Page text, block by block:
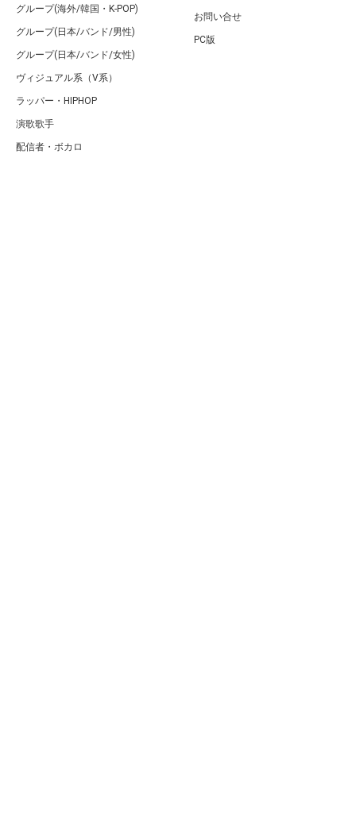
グループ(海外/韓国・K-POP)
グループ(日本/バンド/男性)
グループ(日本/バンド/女性)
ヴィジュアル系（V系）
ラッパー・HIPHOP
演歌歌手
配信者・ボカロ
お問い合せ
PC版